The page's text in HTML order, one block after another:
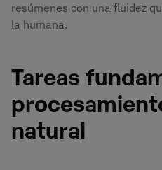
resúmenes con una fluidez
la humana.
Tareas
natural